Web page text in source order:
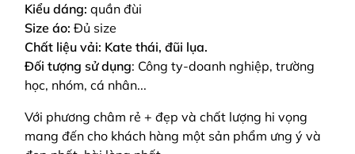
Kiểu dáng: quần đùi
Size áo: Đủ size
Chất liệu vải: Kate thái, đũi lụa.
Đối tượng sử dụng: Công ty-doanh nghiệp, trường
học, nhóm, cá nhân...
Với phương châm rẻ + đẹp và chất lượng hi vọng
mang đến cho khách hàng một sản phẩm ưng ý và